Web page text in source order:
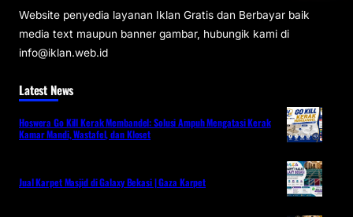
Website penyedia layanan Iklan Gratis dan Berbayar baik
media text maupun banner gambar, hubungik kami di
info@iklan.web.id
Latest News
Hoswera Go Kill Kerak Membandel: Solusi Ampuh Mengatasi Kerak
Kamar Mandi, Wastafel, dan Kloset
Jual Karpet Masjid di Galaxy Bekasi | Gaza Karpet